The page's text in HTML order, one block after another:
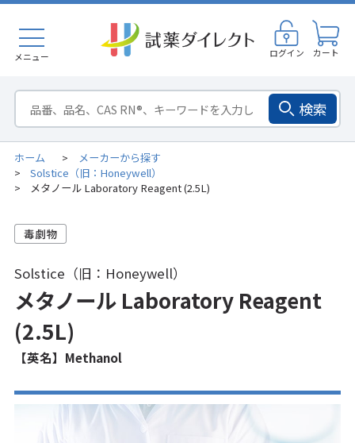
メニュー ログイン カート
検索
ホーム > メーカーから探す
> Solstice（旧：Honeywell）
> メタノール Laboratory Reagent (2.5L)
Solstice（旧：Honeywell）
メタノール Laboratory Reagent
(2.5L)
【英名】Methanol